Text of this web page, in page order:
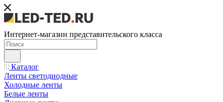
Интернет-магазин представительского класса
Каталог
Ленты светодиодные
Холодные ленты
Белые ленты